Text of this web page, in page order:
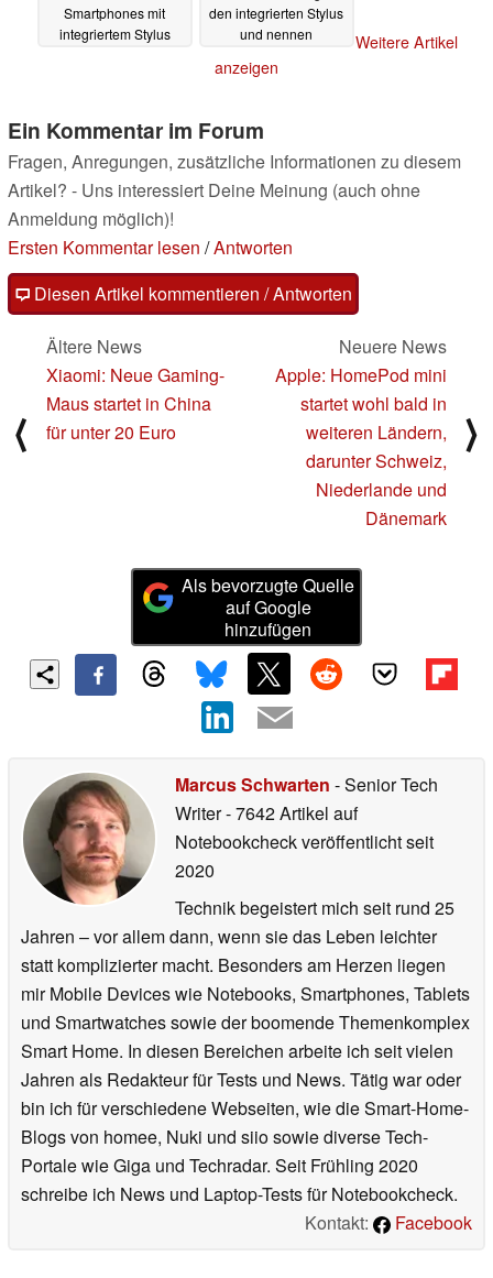
Smartphones mit
integriertem Stylus
den integrierten Stylus
und nennen
05.01.2022
Weitere Artikel
anzeigen
Ein Kommentar im Forum
Fragen, Anregungen, zusätzliche Informationen zu diesem
Artikel? - Uns interessiert Deine Meinung (auch ohne
Anmeldung möglich)!
Ersten Kommentar lesen /Antworten
Diesen Artikel kommentieren / Antworten
⟨
Ältere News
Xiaomi: Neue Gaming-
Maus startet in China
für unter 20 Euro
Neuere News
Apple: HomePod mini
startet wohl bald in
weiteren Ländern,
darunter Schweiz,
Niederlande und
Dänemark
⟩
Als bevorzugte Quelle
auf Google
hinzufügen
Marcus Schwarten - Senior Tech
Writer- 7642 Artikel auf
Notebookcheck veröffentlichtseit
2020
Technik begeistert mich seit rund 25
Jahren – vor allem dann, wenn sie das Leben leichter
statt komplizierter macht. Besonders am Herzen liegen
mir Mobile Devices wie Notebooks, Smartphones, Tablets
und Smartwatches sowie der boomende Themenkomplex
Smart Home. In diesen Bereichen arbeite ich seit vielen
Jahren als Redakteur für Tests und News. Tätig war oder
bin ich für verschiedene Webseiten, wie die Smart-Home-
Blogs von homee, Nuki und siio sowie diverse Tech-
Portale wie Giga und Techradar. Seit Frühling 2020
schreibe ich News und Laptop-Tests für Notebookcheck.
Kontakt:
Facebook